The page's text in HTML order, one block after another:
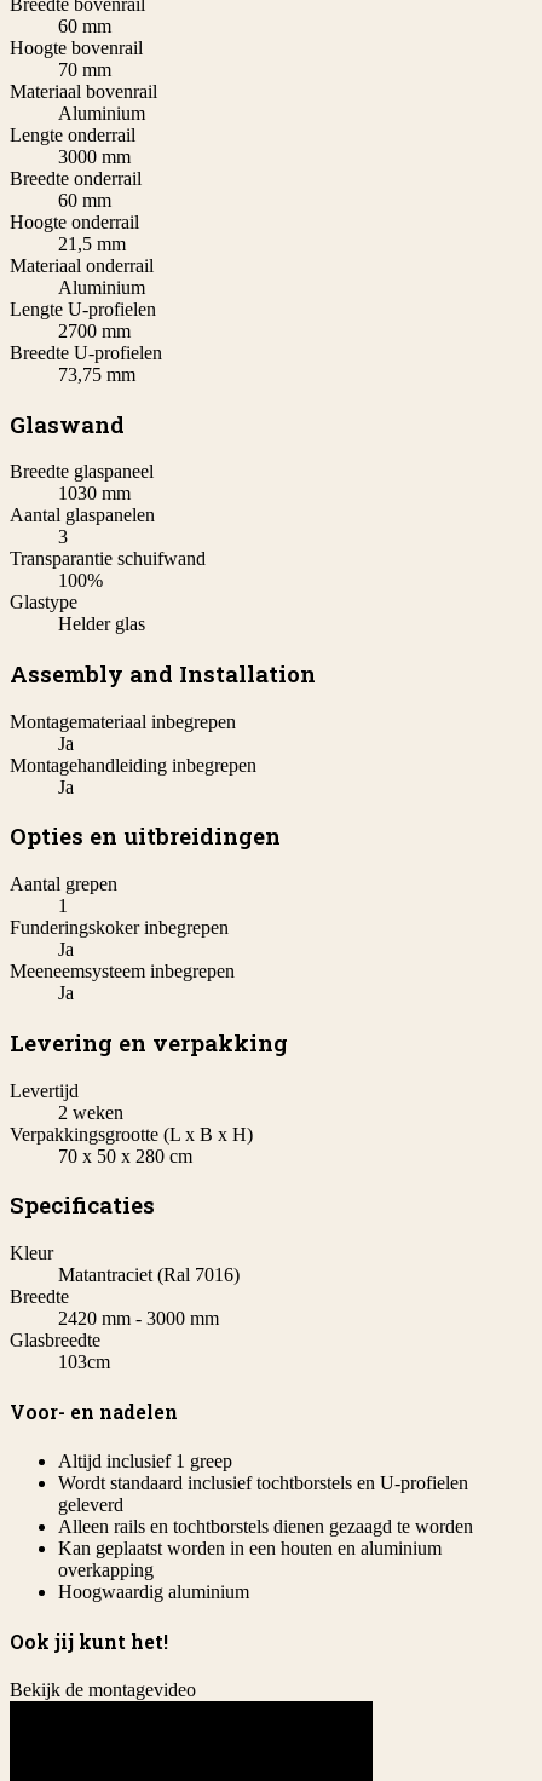
60 mm
Hoogte bovenrail
70 mm
Materiaal bovenrail
Aluminium
Lengte onderrail
3000 mm
Breedte onderrail
60 mm
Hoogte onderrail
21,5 mm
Materiaal onderrail
Aluminium
Lengte U-profielen
2700 mm
Breedte U-profielen
73,75 mm
Glaswand
Breedte glaspaneel
1030 mm
Aantal glaspanelen
3
Transparantie schuifwand
100%
Glastype
Helder glas
Assembly and Installation
Montagemateriaal inbegrepen
Ja
Montagehandleiding inbegrepen
Ja
Opties en uitbreidingen
Aantal grepen
1
Funderingskoker inbegrepen
Ja
Meeneemsysteem inbegrepen
Ja
Levering en verpakking
Levertijd
2 weken
Verpakkingsgrootte (L x B x H)
70 x 50 x 280 cm
Specificaties
Kleur
Matantraciet (Ral 7016)
Breedte
2420 mm - 3000 mm
Glasbreedte
103cm
Voor- en nadelen
Altijd inclusief 1 greep
Wordt standaard inclusief tochtborstels en U-profielen
geleverd
Alleen rails en tochtborstels dienen gezaagd te worden
Kan geplaatst worden in een houten en aluminium
overkapping
Hoogwaardig aluminium
Ook jij kunt het!
Bekijk de montagevideo